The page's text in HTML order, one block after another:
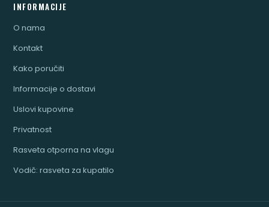
INFORMACIJE
O nama
Kontakt
Kako poručiti
Informacije o dostavi
Uslovi kupovine
Privatnost
Rasveta otporna na vlagu
Vodič: rasveta za kupatilo